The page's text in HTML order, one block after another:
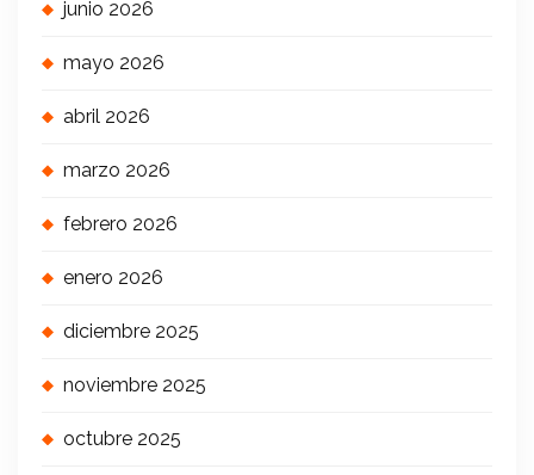
junio 2026
mayo 2026
abril 2026
marzo 2026
febrero 2026
enero 2026
diciembre 2025
noviembre 2025
octubre 2025